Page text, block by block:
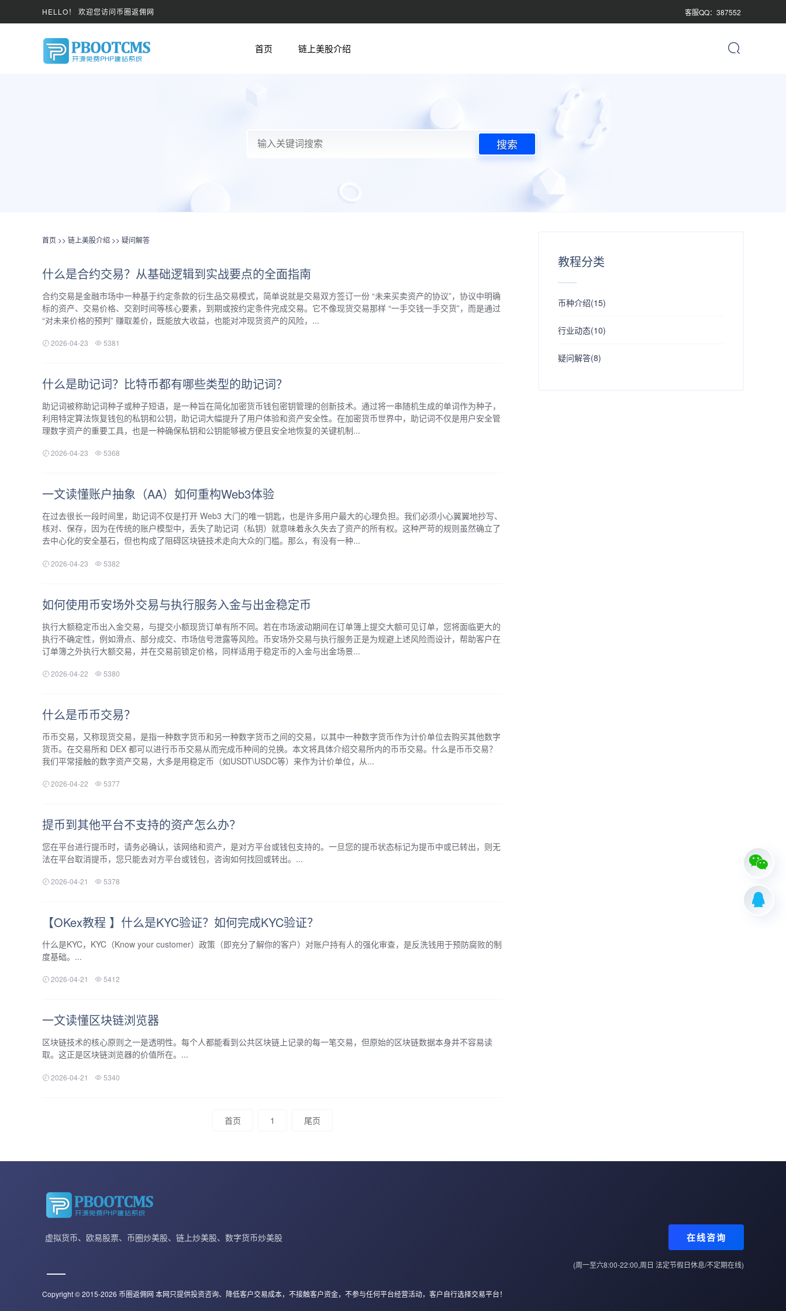
HELLO！ 欢迎您访问币圈返佣网 客服QQ：387552
首页 链上美股介绍
搜索
首页 >> 链上美股介绍 >> 疑问解答
什么是合约交易？从基础逻辑到实战要点的全面指南
合约交易是金融市场中一种基于约定条款的衍生品交易模式，简单说就是交易双方签订一份 “未来买卖资产的协议”，协议中明确
标的资产、交易价格、交割时间等核心要素，到期或按约定条件完成交易。它不像现货交易那样 “一手交钱一手交货”，而是通过
“对未来价格的预判” 赚取差价，既能放大收益，也能对冲现货资产的风险，...
2026-04-23 5381
什么是助记词？比特币都有哪些类型的助记词？
助记词被称助记词种子或种子短语，是一种旨在简化加密货币钱包密钥管理的创新技术。通过将一串随机生成的单词作为种子，
利用特定算法恢复钱包的私钥和公钥，助记词大幅提升了用户体验和资产安全性。在加密货币世界中，助记词不仅是用户安全管
理数字资产的重要工具，也是一种确保私钥和公钥能够被方便且安全地恢复的关键机制...
2026-04-23 5368
一文读懂账户抽象（AA）如何重构Web3体验
在过去很长一段时间里，助记词不仅是打开 Web3 大门的唯一钥匙，也是许多用户最大的心理负担。我们必须小心翼翼地抄写、
核对、保存，因为在传统的账户模型中，丢失了助记词（私钥）就意味着永久失去了资产的所有权。这种严苛的规则虽然确立了
去中心化的安全基石，但也构成了阻碍区块链技术走向大众的门槛。那么，有没有一种...
2026-04-23 5382
如何使用币安场外交易与执行服务入金与出金稳定币
执行大额稳定币出入金交易，与提交小额现货订单有所不同。若在市场波动期间在订单簿上提交大额可见订单，您将面临更大的
执行不确定性，例如滑点、部分成交、市场信号泄露等风险。币安场外交易与执行服务正是为规避上述风险而设计，帮助客户在
订单簿之外执行大额交易，并在交易前锁定价格，同样适用于稳定币的入金与出金场景...
2026-04-22 5380
什么是币币交易？
币币交易，又称现货交易，是指一种数字货币和另一种数字货币之间的交易，以其中一种数字货币作为计价单位去购买其他数字
货币。在交易所和 DEX 都可以进行币币交易从而完成币种间的兑换。本文将具体介绍交易所内的币币交易。什么是币币交易？
我们平常接触的数字资产交易，大多是用稳定币（如USDT\USDC等）来作为计价单位，从...
2026-04-22 5377
提币到其他平台不支持的资产怎么办？
您在平台进行提币时，请务必确认，该网络和资产，是对方平台或钱包支持的。一旦您的提币状态标记为提币中或已转出，则无
法在平台取消提币，您只能去对方平台或钱包，咨询如何找回或转出。...
2026-04-21 5378
【OKex教程 】什么是KYC验证？如何完成KYC验证？
什么是KYC，KYC（Know your customer）政策（即充分了解你的客户）对账户持有人的强化审查，是反洗钱用于预防腐败的制
度基础。...
2026-04-21 5412
一文读懂区块链浏览器
区块链技术的核心原则之一是透明性。每个人都能看到公共区块链上记录的每一笔交易，但原始的区块链数据本身并不容易读
取。这正是区块链浏览器的价值所在。...
2026-04-21 5340
首页 1 尾页
教程分类
币种介绍(15)
行业动态(10)
疑问解答(8)
虚拟货币、欧易股票、币圈炒美股、链上炒美股、数字货币炒美股 在线咨询
(周一至六8:00-22:00,周日 法定节假日休息/不定期在线)
Copyright © 2015-2026 币圈返佣网 本网只提供投资咨询、降低客户交易成本，不接触客户资金，不参与任何平台经营活动，客户自行选择交易平台！